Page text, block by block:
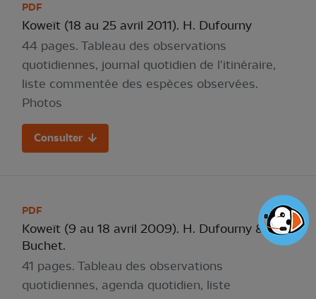
PDF
Koweït (18 au 25 avril 2011). H. Dufourny
44 pages. Tableau des observations
quotidiennes, journal quotidien de l'itinéraire,
liste commentée des espèces observées.
Photos
Consulter
PDF
Koweït (9 au 18 avril 2009). H. Dufourny & V.
Buchet.
41 pages. Tableau des observations
quotidiennes, agenda quotidien, liste